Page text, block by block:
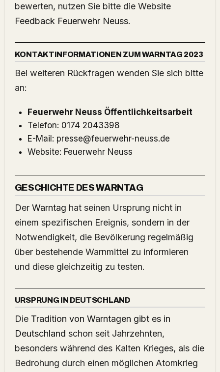
bewerten, nutzen Sie bitte die Website
Feedback Feuerwehr Neuss.
KONTAKTINFORMATIONEN ZUM WARNTAG 2023
Bei weiteren Rückfragen wenden Sie sich bitte
an:
Feuerwehr Neuss Öffentlichkeitsarbeit
Telefon: 0174 2043398
E-Mail: presse@feuerwehr-neuss.de
Website: Feuerwehr Neuss
GESCHICHTE DES WARNTAG
Der Warntag hat seinen Ursprung nicht in
einem spezifischen Ereignis, sondern in der
Notwendigkeit, die Bevölkerung regelmäßig
über bestehende Warnmittel zu informieren
und diese gleichzeitig zu testen.
URSPRUNG IN DEUTSCHLAND
Die Tradition von Warntagen gibt es in
Deutschland schon seit Jahrzehnten,
besonders während des Kalten Krieges, als die
Bedrohung durch einen möglichen Atomkrieg